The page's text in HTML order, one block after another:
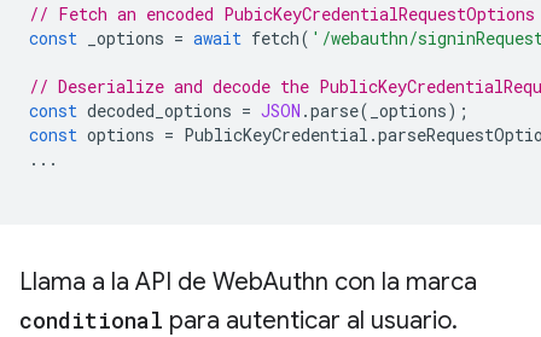
// Fetch an encoded
const
_options = await fetch( '/webauthn/
// Deserialize and decode the
const decoded_options = JSON .parse( _options);
const options = PublicKeyCredential .
...
Llama a la API de WebAuthn con la marca
conditional para autenticar al usuario.